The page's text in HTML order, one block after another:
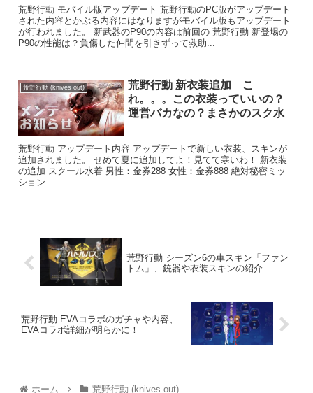
荒野行動 モバイル版アップデート 荒野行動のPC版がアップデート
された内容とかぶる内容にはなりますがモバイル版もアップデート
が行われました。 新武器のP90の内容は前回の 荒野行動 新登場の
P90の性能は？負傷した仲間を引きずって救助...
荒野行動 (knives out)
荒野行動 新衣装追加 こ
れ。。。この衣装っていいの？
運営バカなの？まさかのスク水
荒野行動 アップデート内容 アップデートで新しい衣装、スキンが
追加されました。 せめて夏に追加してよ！見てて寒いわ！ 新衣装
の追加 スクール水着 男性：金券288 女性：金券888 絶対秘密ミッ
ション ...
荒野行動 シーズン6の車スキン「ファン
トム」、銃器や衣装スキンの紹介
荒野行動 EVAコラボのガチャや内容、
EVAコラボ詳細が明らかに！
ホーム 荒野行動 (knives out)